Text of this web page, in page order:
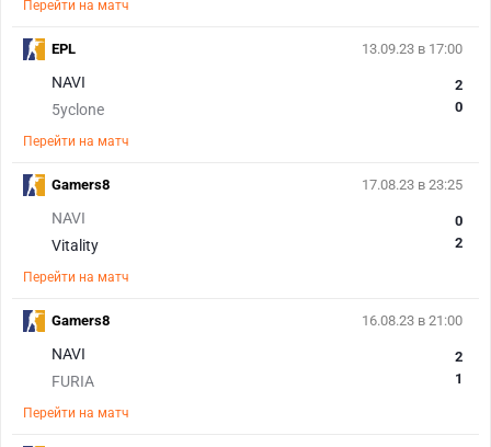
Перейти на матч
13.09.23 в 17:00
NAVI
5yclone
2
0
Перейти на матч
EPL
17.08.23 в 23:25
NAVI
Vitality
0
2
Перейти на матч
Gamers8
16.08.23 в 21:00
NAVI
FURIA
2
1
Перейти на матч
Gamers8